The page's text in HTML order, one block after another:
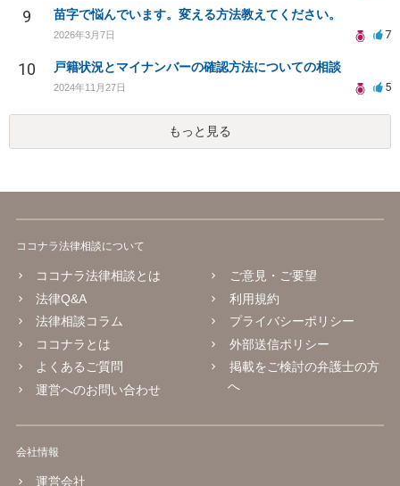
9 苗字で悩んでいます。変える方法教えてください。
2026年3月7日 7
10 戸籍状況とマイナンバーの確認方法についての相談
2024年11月27日 5
もっと見る
ココナラ法律相談について
ココナラ法律相談とは
法律Q&A
法律相談コラム
ココナラとは
よくあるご質問
運営へのお問い合わせ
ご意見・ご要望
利用規約
プライバシーポリシー
外部送信ポリシー
掲載をご検討の弁護士の方
へ
会社情報
運営会社